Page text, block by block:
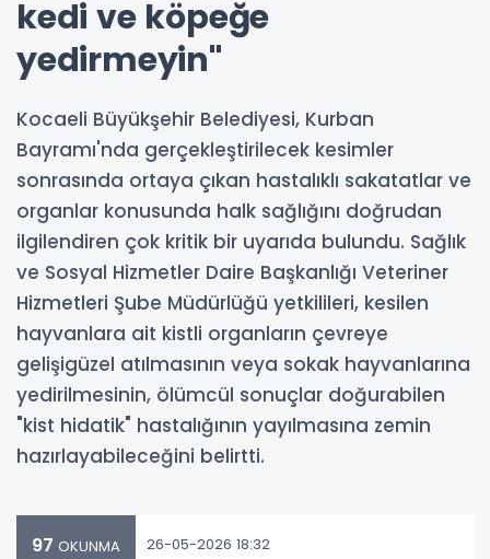
kedi ve köpeğe
yedirmeyin"
Kocaeli Büyükşehir Belediyesi, Kurban
Bayramı'nda gerçekleştirilecek kesimler
sonrasında ortaya çıkan hastalıklı sakatatlar ve
organlar konusunda halk sağlığını doğrudan
ilgilendiren çok kritik bir uyarıda bulundu. Sağlık
ve Sosyal Hizmetler Daire Başkanlığı Veteriner
Hizmetleri Şube Müdürlüğü yetkilileri, kesilen
hayvanlara ait kistli organların çevreye
gelişigüzel atılmasının veya sokak hayvanlarına
yedirilmesinin, ölümcül sonuçlar doğurabilen
"kist hidatik" hastalığının yayılmasına zemin
hazırlayabileceğini belirtti.
97 OKUNMA 26-05-2026 18:32